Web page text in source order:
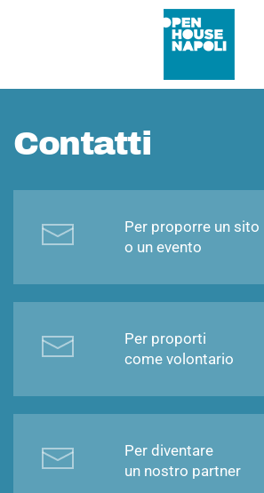
Contatti
Per proporre un sito
o un evento
Per proporti
come volontario
Per diventare
un nostro partner